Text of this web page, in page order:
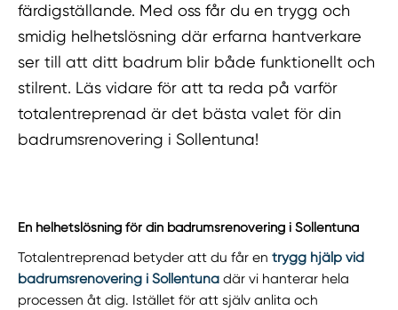
färdigställande. Med oss får du en trygg och
smidig helhetslösning där erfarna hantverkare
ser till att ditt badrum blir både funktionellt och
stilrent. Läs vidare för att ta reda på varför
totalentreprenad är det bästa valet för din
badrumsrenovering i Sollentuna!
En helhetslösning för din badrumsrenovering i Sollentuna
Totalentreprenad betyder att du får entrygg hjälp vid
badrumsrenovering i Sollentuna där vi hanterar hela
processen åt dig. Istället för att själv anlita och